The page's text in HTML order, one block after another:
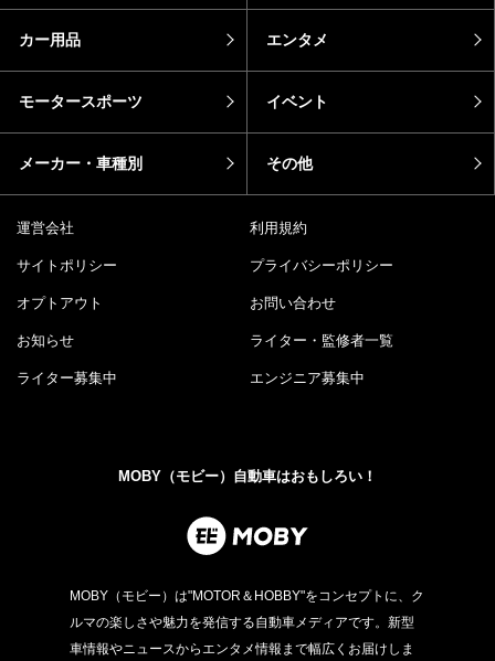
カー用品 エンタメ
モータースポーツ イベント
メーカー・車種別 その他
運営会社 利用規約
サイトポリシー プライバシーポリシー
オプトアウト お問い合わせ
お知らせ ライター・監修者一覧
ライター募集中 エンジニア募集中
MOBY（モビー）自動車はおもしろい！
MOBY（モビー）は"MOTOR＆HOBBY"をコンセプトに、ク
ルマの楽しさや魅力を発信する自動車メディアです。新型
車情報やニュースからエンタメ情報まで幅広くお届けしま